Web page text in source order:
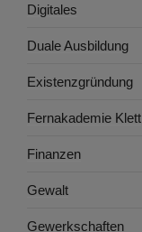
Digitales
Duale Ausbildung
Existenzgründung
Fernakademie Klett
Finanzen
Gewalt
Gewerkschaften